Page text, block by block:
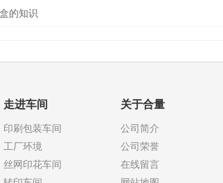
的知识
走进车间
印刷包装车间
工厂环境
丝网印花车间
关于合量
公司简介
公司荣誉
在线留言